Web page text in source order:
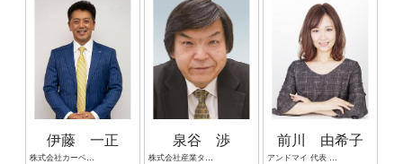
伊藤 一正
株式会社カーベル代表取締役社長 プロレスラーカーベル伊藤
泉谷 渉
株式会社産業タイムズ社 代表取締役会長 半導体産業新聞 特別編集委員
前川 由希子
アンドマイ 代表 組織活性化コンサルタント